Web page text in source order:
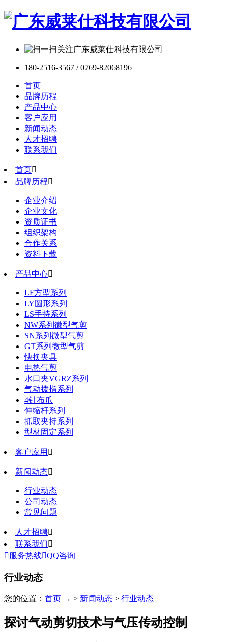
180-2516-3567 / 0769-82068196
首页
品牌历程
产品中心
客户应用
新闻动态
人才招聘
联系我们
首页
品牌历程
企业介绍
企业文化
资质证书
组织架构
合作关系
资料下载
产品中心
LF方型系列
LY圆形系列
LS手持系列
NW系列微型气剪
SN系列微型气剪
GT系列微型气剪
快换夹具
电热气剪
水口夹VGRZ系列
气动拨指系列
4针布爪
伸缩杆系列
抓取夹持系列
型材固定系列
客户应用 
新闻动态
行业动态
公司动态
常见问题
人才招聘
联系我们
 服务热线QQ咨询
行业动态
您的位置： 首页 → > 新闻动态 > 行业动态
探讨气动剪切技术与气压传动控制